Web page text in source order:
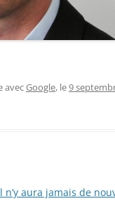
avecGoogle, le9
n’y aura jamais de